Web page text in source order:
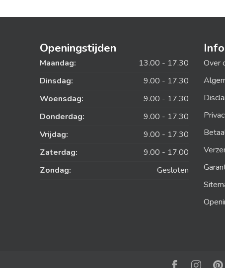
Openingstijden
Maandag:
13.00 - 17.30
Dinsdag:
9.00 - 17.30
Woensdag:
9.00 - 17.30
Donderdag:
9.00 - 17.30
Vrijdag:
9.00 - 17.30
Zaterdag:
9.00 - 17.00
Zondag:
Gesloten
Over